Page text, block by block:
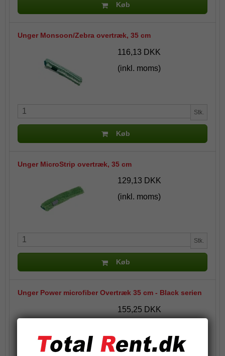
Køb
Unger Monsoon/Zebra overtræk, 35 cm
116,13 DKK
(inkl. moms)
Stk.
Køb
Unger MicroStrip overtræk, 35 cm
129,13 DKK
(inkl. moms)
Stk.
Køb
Unger Power microfiber Overtræk 35 cm - Black serien
155,25 DKK